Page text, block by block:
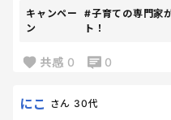
キャンペー
ン
#子育ての専門家
ト！
共感 0 0
にこ さん 30代